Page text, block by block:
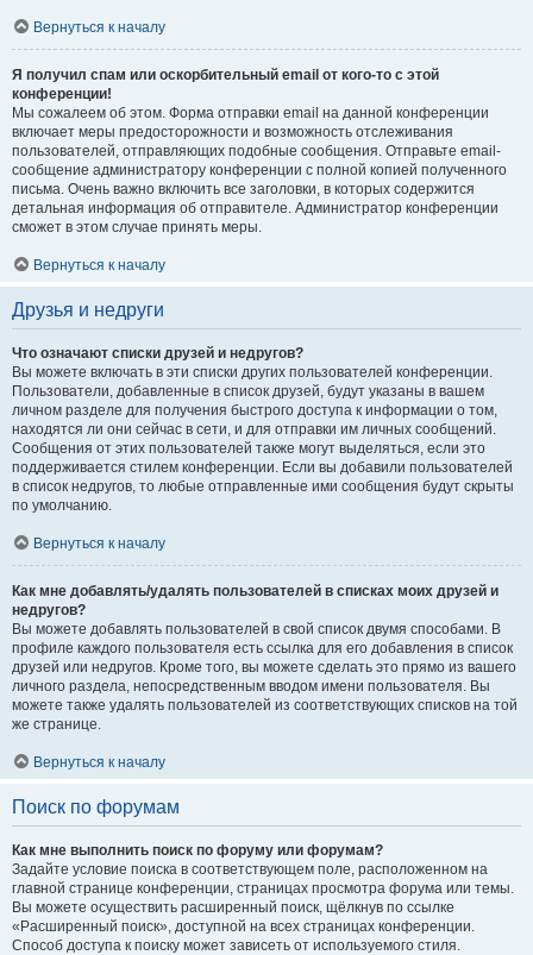
Вернуться к началу
Я получил спам или оскорбительный email от кого-то с этой
конференции!
Мы сожалеем об этом. Форма отправки email на данной конференции
включает меры предосторожности и возможность отслеживания
пользователей, отправляющих подобные сообщения. Отправьте email-
сообщение администратору конференции с полной копией полученного
письма. Очень важно включить все заголовки, в которых содержится
детальная информация об отправителе. Администратор конференции
сможет в этом случае принять меры.
Вернуться к началу
Друзья и недруги
Что означают списки друзей и недругов?
Вы можете включать в эти списки других пользователей конференции.
Пользователи, добавленные в список друзей, будут указаны в вашем
личном разделе для получения быстрого доступа к информации о том,
находятся ли они сейчас в сети, и для отправки им личных сообщений.
Сообщения от этих пользователей также могут выделяться, если это
поддерживается стилем конференции. Если вы добавили пользователей
в список недругов, то любые отправленные ими сообщения будут скрыты
по умолчанию.
Вернуться к началу
Как мне добавлять/удалять пользователей в списках моих друзей и
недругов?
Вы можете добавлять пользователей в свой список двумя способами. В
профиле каждого пользователя есть ссылка для его добавления в список
друзей или недругов. Кроме того, вы можете сделать это прямо из вашего
личного раздела, непосредственным вводом имени пользователя. Вы
можете также удалять пользователей из соответствующих списков на той
же странице.
Вернуться к началу
Поиск по форумам
Как мне выполнить поиск по форуму или форумам?
Задайте условие поиска в соответствующем поле, расположенном на
главной странице конференции, страницах просмотра форума или темы.
Вы можете осуществить расширенный поиск, щёлкнув по ссылке
«Расширенный поиск», доступной на всех страницах конференции.
Способ доступа к поиску может зависеть от используемого стиля.